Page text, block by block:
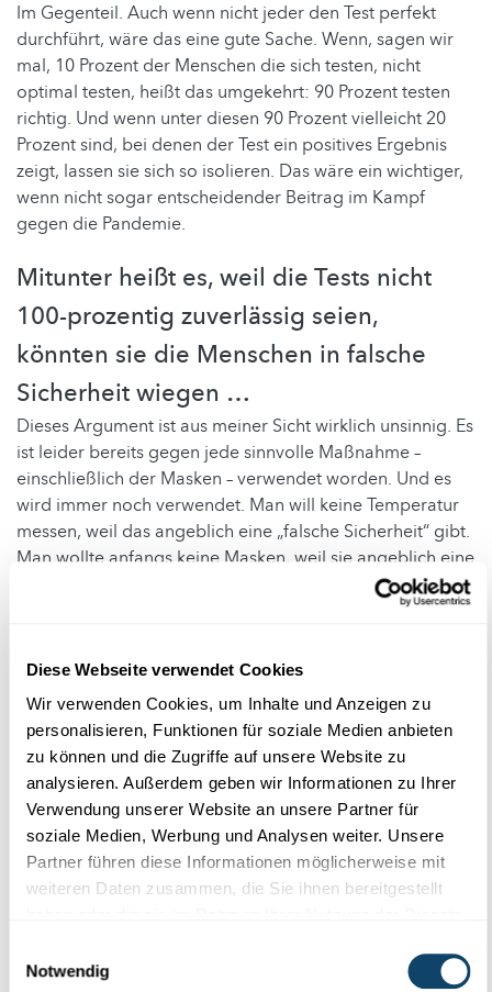
Diese Webseite verwendet Cookies
Wir verwenden Cookies, um Inhalte und Anzeigen zu
personalisieren, Funktionen für soziale Medien anbieten
zu können und die Zugriffe auf unsere Website zu
analysieren. Außerdem geben wir Informationen zu Ihrer
Verwendung unserer Website an unsere Partner für
soziale Medien, Werbung und Analysen weiter. Unsere
Partner führen diese Informationen möglicherweise mit
weiteren Daten zusammen, die Sie ihnen bereitgestellt
Notwendig
Im Gegenteil. Auch wenn nicht jeder den Test perfekt
durchführt, wäre das eine gute Sache. Wenn, sagen wir
mal, 10 Prozent der Menschen die sich testen, nicht
optimal testen, heißt das umgekehrt: 90 Prozent testen
richtig. Und wenn unter diesen 90 Prozent vielleicht 20
Prozent sind, bei denen der Test ein positives Ergebnis
zeigt, lassen sie sich so isolieren. Das wäre ein wichtiger,
wenn nicht sogar entscheidender Beitrag im Kampf
gegen die Pandemie.
Mitunter heißt es, weil die Tests nicht
100-prozentig zuverlässig seien,
könnten sie die Menschen in falsche
Sicherheit wiegen …
Dieses Argument ist aus meiner Sicht wirklich unsinnig. Es
ist leider bereits gegen jede sinnvolle Maßnahme –
einschließlich der Masken – verwendet worden. Und es
wird immer noch verwendet. Man will keine Temperatur
messen, weil das angeblich eine „falsche Sicherheit“ gibt.
Man wollte anfangs keine Masken, weil sie angeblich eine
„falsche Sicherheit“ geben. Und man will aus diesem
Grund auch keine Schnelltests in der Hand von Laien. Wir
etwas, auch wenn es gewisse Unsicherheiten gibt, als
im Auto keine Bremse haben, weil das eine falsche
Sicherheit gibt. Denn dann fahren die Leute zu schnell.
Aber das ist doch Quatsch!
Anmerkung:Im Sommer wurde bei der
Abgeordnetenkammer eine Petition eingereicht, die
die Regierung in Luxemburg dazu auffordert, Corona-
Schnelltests für die Anwendung zu Hause zur
Daher wurde sie nicht für eine öffentliche Anhörung